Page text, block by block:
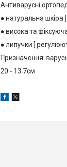
Антиварусні о
● натуральна шкіра [
● висока та
● липучки [
Призначення: вару
20 - 13.7см